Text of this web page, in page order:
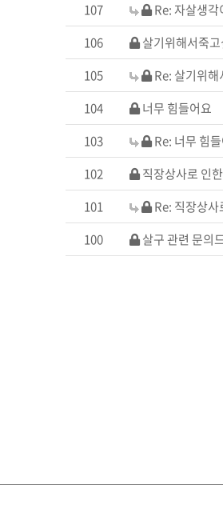
107
Re: 자살생
106
살기위해서죽
105
Re: 살기위
104
너무 힘들어요
103
Re: 너무 힘
102
직장상사로 인
101
Re: 직장상
100
살구 관련 문의